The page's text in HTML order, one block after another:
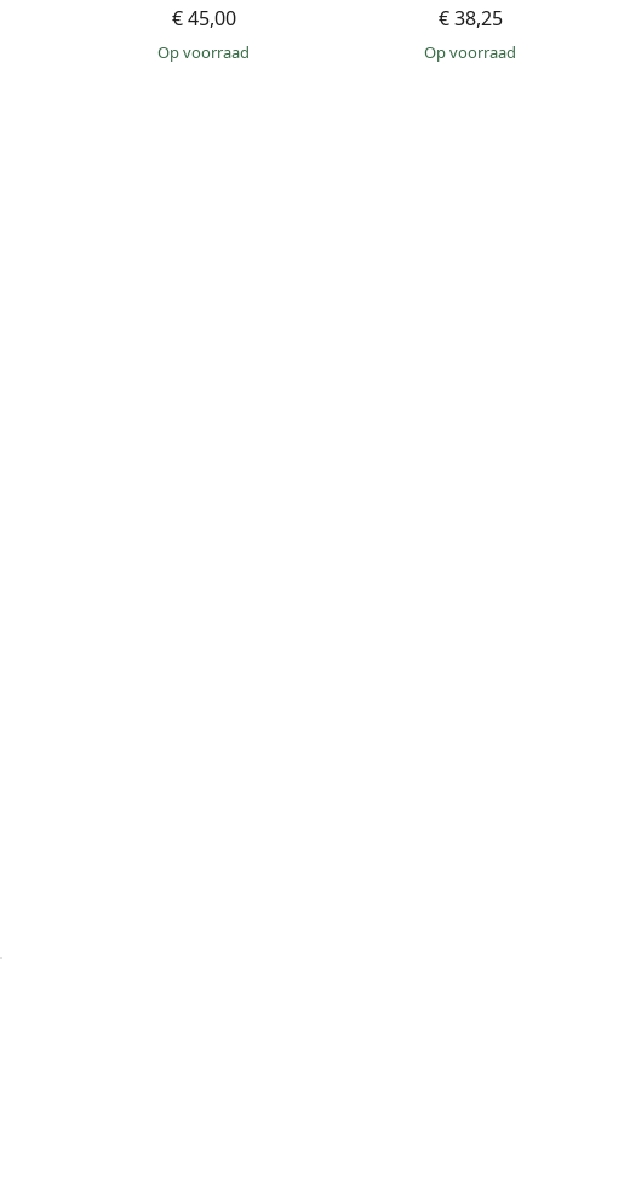
€ 45,00
op voorraad
€ 38,25
op voorraad